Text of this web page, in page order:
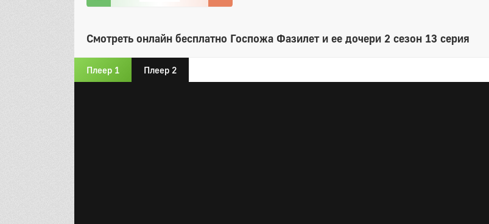
Смотреть онлайн бесплатно Госпожа Фазилет и ее дочери 2 сезон 13 серия
Плеер 1 Плеер 2